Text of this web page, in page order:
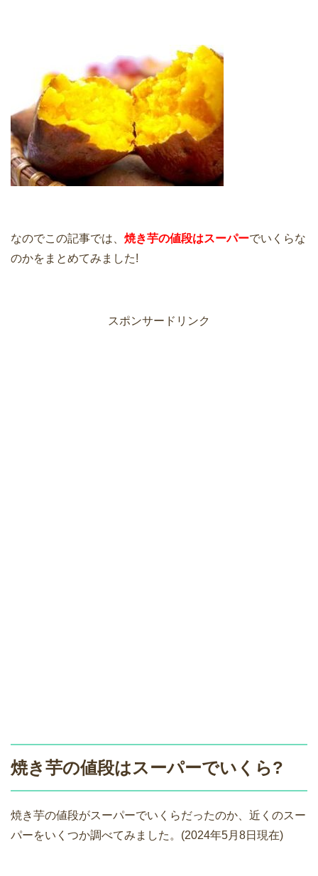
なのでこの記事では、 焼き芋の値段はスーパーでいくらな
のかをまとめてみました!
スポンサードリンク
焼き芋の値段はスーパーでいくら?
焼き芋の値段がスーパーでいくらだったのか、近くのスー
パーをいくつか調べてみました。(2024年5月8日現在)